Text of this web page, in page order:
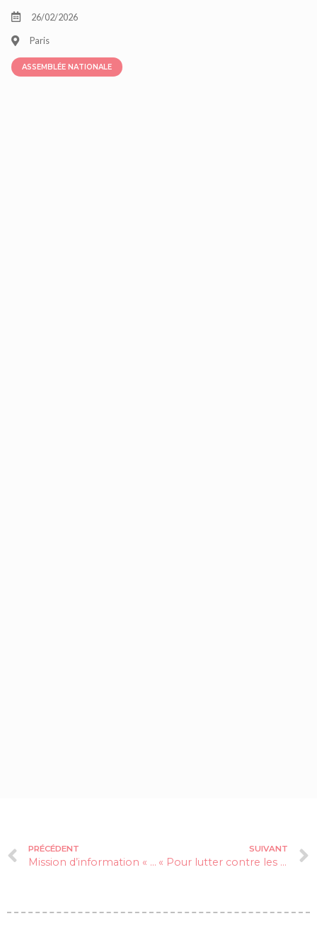
26/02/2026
Paris
ASSEMBLÉE NATIONALE
PRÉCÉDENT
Mission d’information « Loi Littoral, loi Montagne : 40 après, quelle différenciation ? » : Mon audition au Sénat
SUIVANT
« Pour lutter contre les violences envers les femmes et les enfants, il faut une stratégie globale soutenue par des moyens suffisants »